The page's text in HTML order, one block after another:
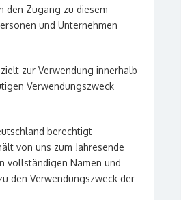
den Zugang zu diesem
und Unternehmen
zur Verwendung innerhalb
Verwendungszweck
berechtigt
von uns zum Jahresende
vollständigen Namen und
den Verwendungszweck der